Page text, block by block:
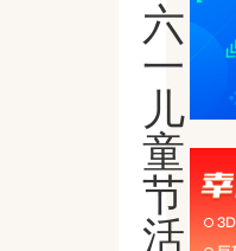
六
一
儿
童
节
活